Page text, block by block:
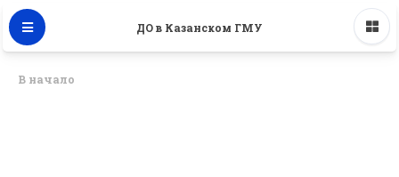
ДО в Казанском ГМУ
В начало